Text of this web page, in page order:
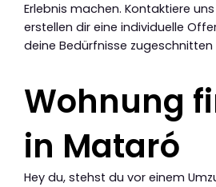
Erlebnis machen. Kontaktiere
erstellen dir eine individuelle
deine Bedürfnisse zugeschnitten
Wohnung
in Mataró
Hey du, stehst du vor einem